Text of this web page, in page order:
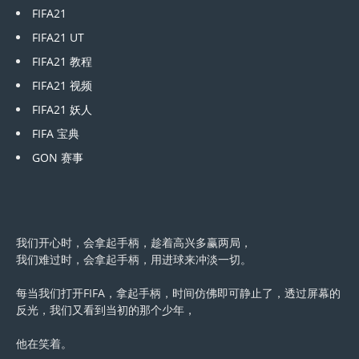
FIFA21
FIFA21 UT
FIFA21 教程
FIFA21 视频
FIFA21 妖人
FIFA 宝典
GON 赛事
我们开心时，会拿起手柄，趁着高兴多赢两局，
我们难过时，会拿起手柄，用进球来冲淡一切。
每当我们打开FIFA，拿起手柄，时间仿佛即可静止了，透过屏幕的
反光，我们又看到当初的那个少年，
他在笑着。